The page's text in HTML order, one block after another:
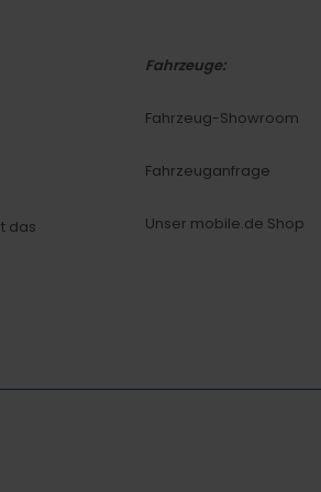
das
Fahrzeuge:
Fahrzeug-Showroom
Fahrzeuganfrage
Unser mobile.de Shop